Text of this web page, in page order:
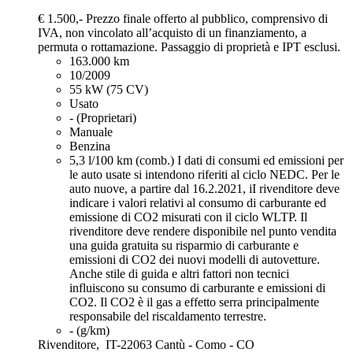
€ 1.500,- Prezzo finale offerto al pubblico, comprensivo di
IVA, non vincolato all’acquisto di un finanziamento, a
permuta o rottamazione. Passaggio di proprietà e IPT esclusi.
163.000 km
10/2009
55 kW (75 CV)
Usato
- (Proprietari)
Manuale
Benzina
5,3 l/100 km (comb.) I dati di consumi ed emissioni per
le auto usate si intendono riferiti al ciclo NEDC. Per le
auto nuove, a partire dal 16.2.2021, iI rivenditore deve
indicare i valori relativi al consumo di carburante ed
emissione di CO2 misurati con il ciclo WLTP. Il
rivenditore deve rendere disponibile nel punto vendita
una guida gratuita su risparmio di carburante e
emissioni di CO2 dei nuovi modelli di autovetture.
Anche stile di guida e altri fattori non tecnici
influiscono su consumo di carburante e emissioni di
CO2. Il CO2 è il gas a effetto serra principalmente
responsabile del riscaldamento terrestre.
- (g/km)
Rivenditore, IT-22063 Cantù - Como - CO